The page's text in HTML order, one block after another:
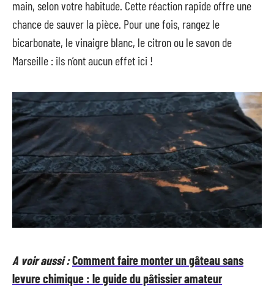
main, selon votre habitude. Cette réaction rapide offre une
chance de sauver la pièce. Pour une fois, rangez le
bicarbonate, le vinaigre blanc, le citron ou le savon de
Marseille : ils n’ont aucun effet ici !
A voir aussi :Comment faire monter un gâteau sans
levure chimique : le guide du pâtissier amateur